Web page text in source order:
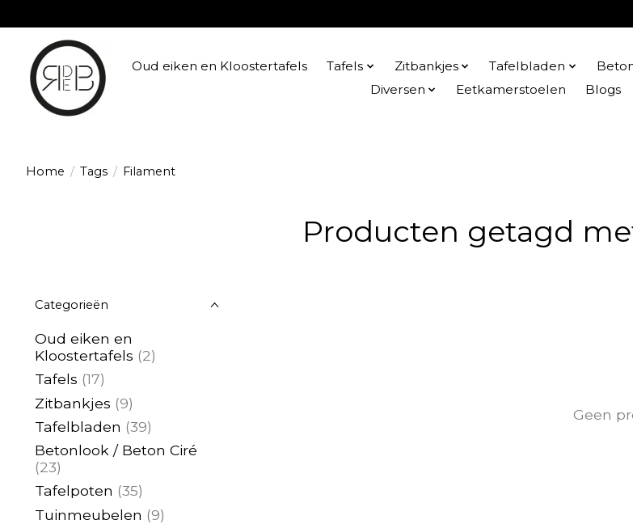
Oud eiken en Kloostertafels Tafels Zitbankjes Tafelbladen
Diversen
Eetkamerstoelen Blogs
Home / Tags / Filament
Producten getagd
Categorieën
Oud eiken en
Kloostertafels (2)
Tafels (17)
Zitbankjes (9)
Tafelbladen (39)
Betonlook / Beton Ciré
(23)
Tafelpoten (35)
Tuinmeubelen (9)
Geen